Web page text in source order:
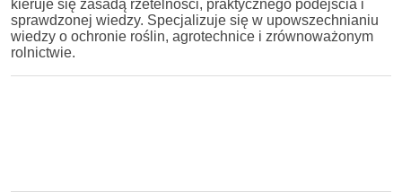
kieruje się zasadą rzetelności, praktycznego podejścia i
sprawdzonej wiedzy. Specjalizuje się w upowszechnianiu
wiedzy o ochronie roślin, agrotechnice i zrównoważonym
rolnictwie.